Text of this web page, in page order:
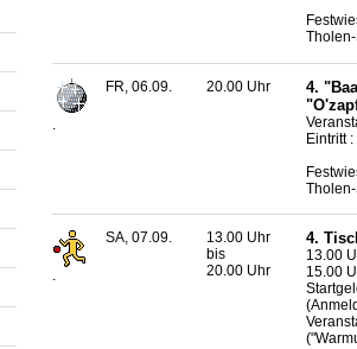
FR, 06.09. 20.00 Uhr
4.
Eintritt
.
SA, 07.09.
13.00 Uhr
bis
20.00 Uhr
4.
13.00
15.00